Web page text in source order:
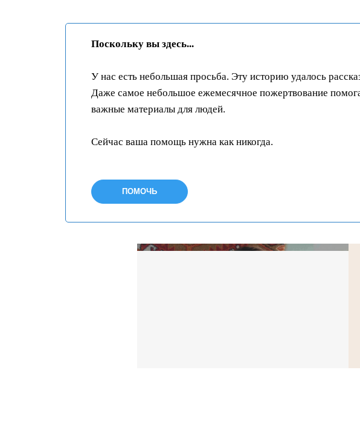
Поскольку вы здесь...
У нас есть небольшая просьба. Эту историю удалось
Даже самое небольшое ежемесячное пожертвование
важные материалы для людей.
Сейчас ваша помощь нужна как никогда.
ПОМОЧЬ